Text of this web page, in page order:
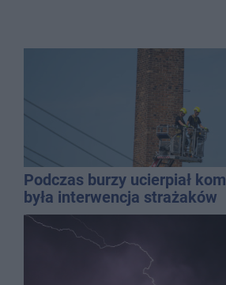
Podczas burzy ucierpiał
była interwencja strażaków